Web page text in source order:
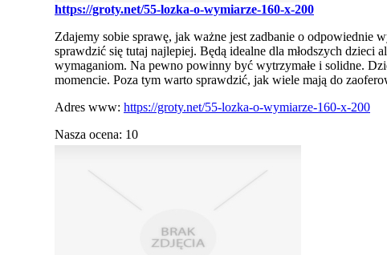
https://groty.net/55-lozka-o-wymiarze-160-x-200
Zdajemy sobie sprawę, jak ważne jest zadbanie o odpowiednie
sprawdzić się tutaj najlepiej. Będą idealne dla młodszych
wymaganiom. Na pewno powinny być wytrzymałe i solidne.
momencie. Poza tym warto sprawdzić, jak wiele mają do
Adres www: https://groty.net/55-lozka-o-wymiarze-160-x-200
Nasza ocena: 10